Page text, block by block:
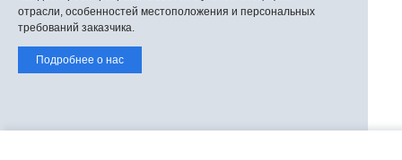
отрасли, особенностей местоположения и персональных
требований заказчика.
Подробнее о нас